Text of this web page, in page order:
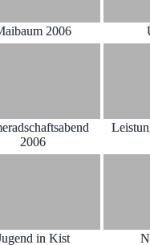
2006
2006
in Kist